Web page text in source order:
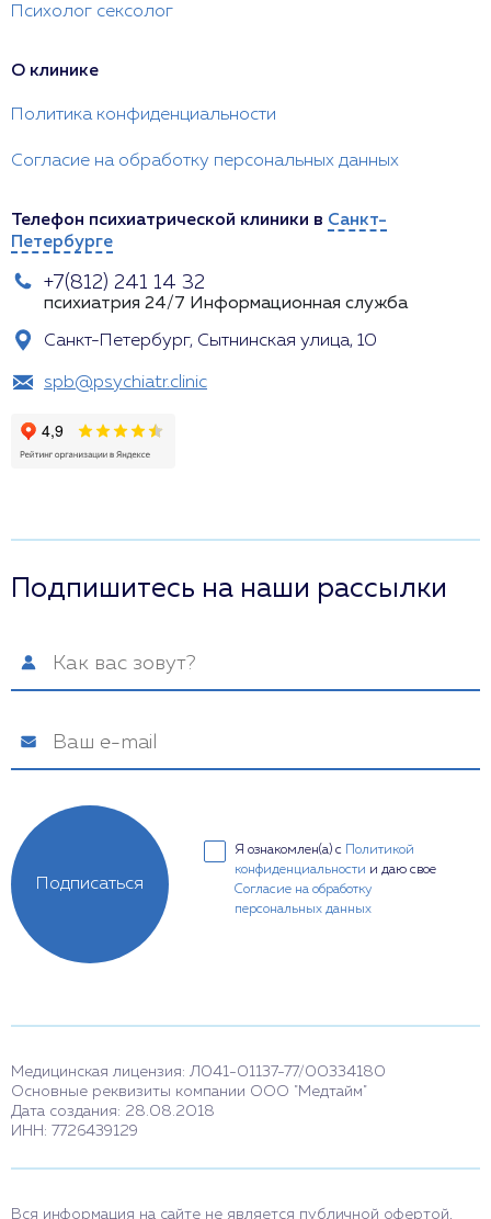
Психолог сексолог
О клинике
Политика конфиденциальности
Согласие на обработку персональных данных
Телефон психиатрической клиники в Санкт-
Петербурге
+7(812) 241 14 32
психиатрия 24/7 Информационная служба
Санкт-Петербург, Сытнинская улица, 10
spb@psychiatr.clinic
Подпишитесь на наши рассылки
Я ознакомлен(а) с
Политикой
конфиденциальности и даю свое
Согласие на обработку
персональных данных
Подписаться
Медицинская лицензия: Л041-01137-77/00334180
Основные реквизиты компании ООО "Медтайм"
Дата создания: 28.08.2018
ИНН: 7726439129
Вся информация на сайте не является публичной офертой,